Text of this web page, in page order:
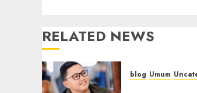
RELATED NEWS
blog Umum